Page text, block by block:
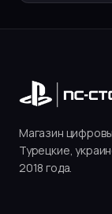
Магазин
Турецкие,
2018 года.